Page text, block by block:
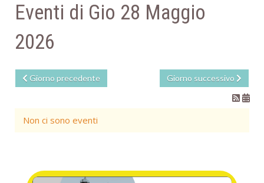
Eventi di Gio 28 Maggio
2026
Giorno precedente Giorno successivo
Non ci sono eventi